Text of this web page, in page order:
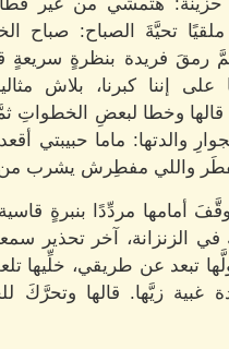
تحيَّةَ الصباح: صباح
ثمَّ رمقَ فريدة بنظرةٍ سريعةٍ
على إننا كبرنا، بلاش
قالها وخطا لبعضِ الخطواتِ
والدتها: ماما حبيبتي
واللي مفطِرش يشرب من
أمامها مردِّدًا بنبرةٍ
الزنزانة، آخر تحذير
تبعد عن طريقي، خلِّيها
غبية زيَّها. قالها وتحرَّكَ